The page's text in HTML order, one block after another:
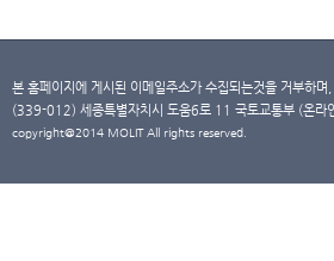
본 홈페이지에 게시된 이메일주소가 수집되는것을 거부하
(339-012) 세종특별자치시 도움6로 11 국토교통부 (
copyright@2014 MOLIT All rights reserved.